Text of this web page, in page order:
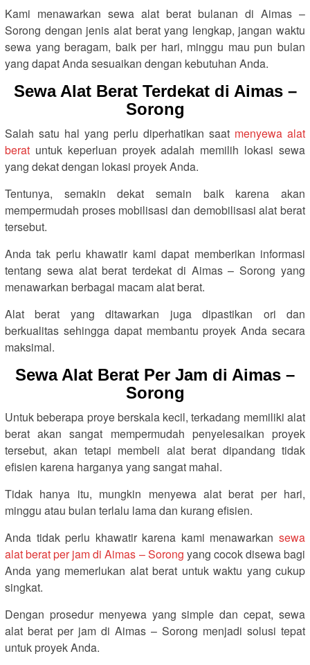
Kami menawarkan sewa alat berat bulanan di Aimas –
Sorong dengan jenis alat berat yang lengkap, jangan waktu
sewa yang beragam, baik per hari, minggu mau pun bulan
yang dapat Anda sesuaikan dengan kebutuhan Anda.
Sewa Alat Berat Terdekat di Aimas –
Sorong
Salah satu hal yang perlu diperhatikan saat menyewa alat
berat untuk keperluan proyek adalah memilih lokasi sewa
yang dekat dengan lokasi proyek Anda.
Tentunya, semakin dekat semain baik karena akan
mempermudah proses mobilisasi dan demobilisasi alat berat
tersebut.
Anda tak perlu khawatir kami dapat memberikan informasi
tentang sewa alat berat terdekat di Aimas – Sorong yang
menawarkan berbagai macam alat berat.
Alat berat yang ditawarkan juga dipastikan ori dan
berkualitas sehingga dapat membantu proyek Anda secara
maksimal.
Sewa Alat Berat Per Jam di Aimas –
Sorong
Untuk beberapa proye berskala kecil, terkadang memiliki alat
berat akan sangat mempermudah penyelesaikan proyek
tersebut, akan tetapi membeli alat berat dipandang tidak
efisien karena harganya yang sangat mahal.
Tidak hanya itu, mungkin menyewa alat berat per hari,
minggu atau bulan terlalu lama dan kurang efisien.
Anda tidak perlu khawatir karena kami menawarkan sewa
alat berat per jam di Aimas – Sorong yang cocok disewa bagi
Anda yang memerlukan alat berat untuk waktu yang cukup
singkat.
Dengan prosedur menyewa yang simple dan cepat, sewa
alat berat per jam di Aimas – Sorong menjadi solusi tepat
untuk proyek Anda.